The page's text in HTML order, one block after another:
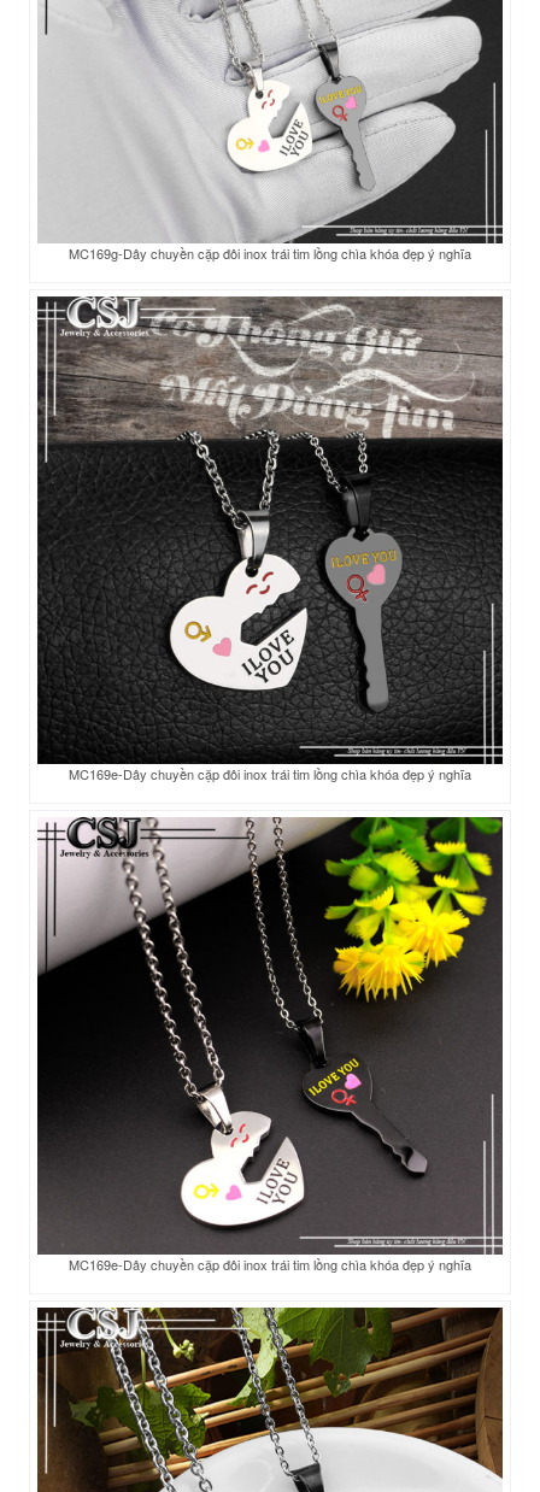
MC169g-Dây chuyền cặp đôi inox trái tim lồng chìa khóa đẹp ý nghĩa
MC169e-Dây chuyền cặp đôi inox trái tim lồng chìa khóa đẹp ý nghĩa
MC169e-Dây chuyền cặp đôi inox trái tim lồng chìa khóa đẹp ý nghĩa